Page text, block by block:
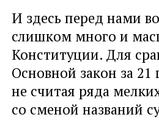
И здесь перед нами
слишком много и
Конституции. Для
Основной закон за
не считая ряда
со сменой названий